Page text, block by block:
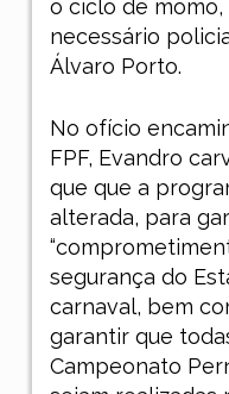
o ciclo de
necessário
Álvaro Porto.
No ofício
FPF, Evandro
que que a
alterada, para
segurança do
carnaval, bem
garantir que
Campeonato